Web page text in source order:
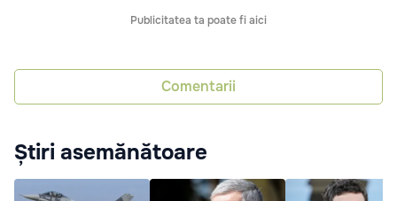
Publicitatea ta poate fi aici
Comentarii
Știri asemănătoare